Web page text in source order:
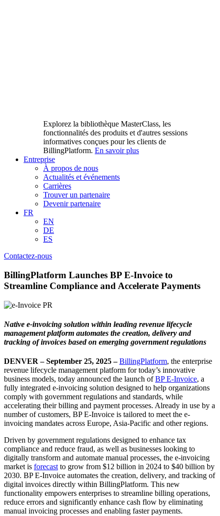
Explorez la bibliothèque MasterClass, les
fonctionnalités des produits et d'autres sessions
informatives conçues pour les clients de
BillingPlatform. En savoir plus
Entreprise
À propos de nous
Actualités et événements
Carrières
Trouver un partenaire
Devenir partenaire
FR
EN
DE
ES
Contactez-nous
BillingPlatform Launches BP E-Invoice to
Streamline Compliance and Accelerate Payments
Native e-invoicing solution within leading revenue lifecycle
management platform automates the creation, delivery and
tracking of invoices based on emerging government regulations
DENVER – September 25, 2025 – BillingPlatform, the enterprise
revenue lifecycle management platform for today’s innovative
business models, today announced the launch ofBP E-Invoice, a
fully integrated e-invoicing solution designed to help organizations
comply with government regulations and standards, while
accelerating their billing and payment processes. Already in use by a
number of customers, BP E-Invoice is tailored to meet the e-
invoicing mandates across Europe, Asia-Pacific and other regions.
Driven by government regulations designed to enhance tax
compliance and reduce fraud, as well as businesses looking to
digitally transform and automate manual processes, the e-invoicing
market is forecast to grow from $12 billion in 2024 to $40 billion by
2030. BP E-Invoice automates the creation, delivery, and tracking of
digital invoices directly within BillingPlatform. This new
functionality empowers enterprises to streamline billing operations,
reduce errors and significantly enhance cash flow by eliminating
manual invoicing processes and enabling faster payments.